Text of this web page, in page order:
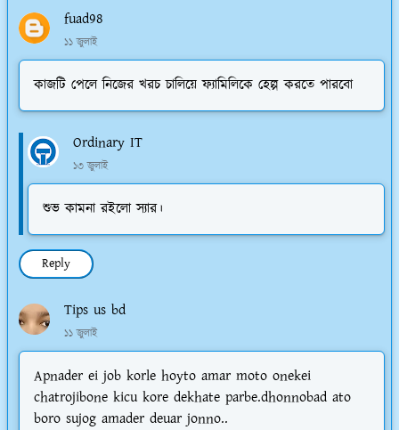
fuad98
১১ জুলাই
কাজটি পেলে নিজের খরচ চালিয়ে ফ্যামিলিকে হেল্প করতে পারবো
Ordinary IT
১৩ জুলাই
শুভ কামনা রইলো স্যার।
Reply
Tips us bd
১১ জুলাই
Apnader ei job korle hoyto amar moto onekei
chatrojibone kicu kore dekhate parbe.dhonnobad ato
boro sujog amader deuar jonno..